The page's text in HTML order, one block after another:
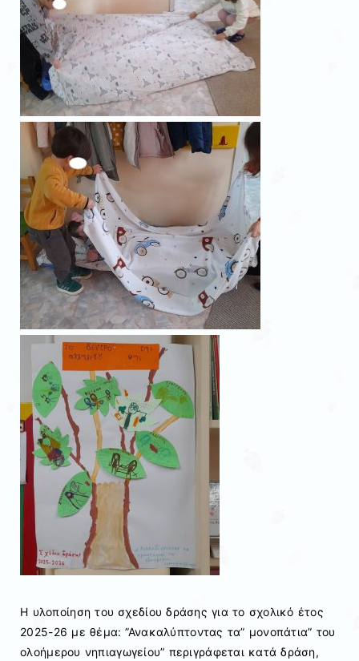
Η υλοποίηση του σχεδίου δράσης για το σχολικό έτος
2025-26 με θέμα: ”Ανακαλύπτοντας τα” μονοπάτια” του
ολοήμερου νηπιαγωγείου” περιγράφεται κατά δράση,